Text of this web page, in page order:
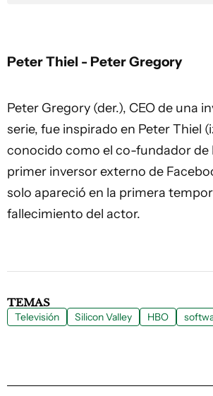
Peter Thiel - Peter Gregory
Peter Gregory (der.), CEO de una
serie, fue inspirado en Peter Thiel
conocido como el co-fundador de
primer inversor externo de
solo apareció en la primera
fallecimiento del actor.
TEMAS
Televisión Silicon Valley HBO